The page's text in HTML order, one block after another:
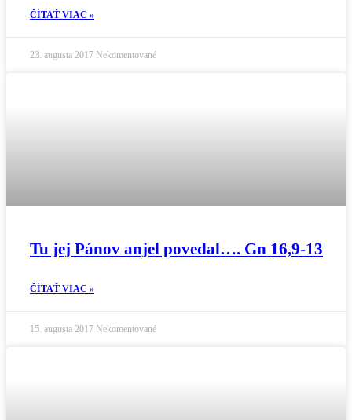
ČÍTAŤ VIAC »
23. augusta 2017 Nekomentované
Tu jej Pánov anjel povedal…. Gn 16,9-13
ČÍTAŤ VIAC »
15. augusta 2017 Nekomentované